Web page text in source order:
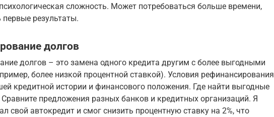
сложность. Может потребоваться больше времени,
результаты.
долгов
долгов – это замена одного кредита другим с более выгодными
более низкой процентной ставкой). Условия рефинансирования
кредитной истории и финансового положения. Где найти выгодные
предложения разных банков и кредитных организаций. Я
свой автокредит и смог снизить процентную ставку на 2%, что